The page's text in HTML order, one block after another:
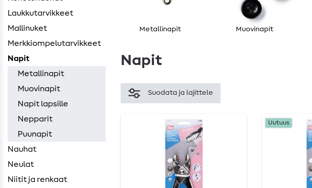
Laukkutarvikkeet
Mallinuket
Merkkiompelutarvikkeet
Napit
Metallinapit
Muovinapit
Napit lapsille
Nepparit
Puunapit
Nauhat
Neulat
Niitit ja renkaat
Metallinapit Muovinapit
Napit
Suodata ja lajittele
Uutuus